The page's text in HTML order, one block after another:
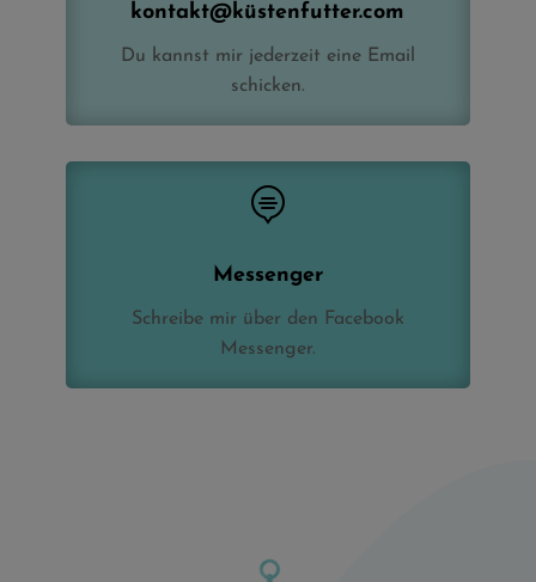
kontakt@küstenfutter.com
Du kannst mir jederzeit eine Email
schicken.

Messenger
Schreibe mir über den Facebook
Messenger.